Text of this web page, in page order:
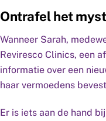
Ontrafel het
Wanneer Sarah,
Reviresco Clinics, een
informatie over een
haar vermoedens
Er is iets aan de hand